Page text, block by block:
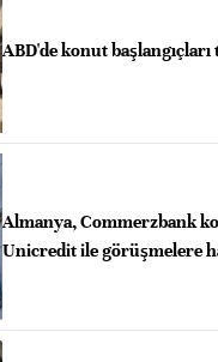
ABD'de konut başlangıçları
Almanya, Commerzbank
Unicredit ile görüşmelere